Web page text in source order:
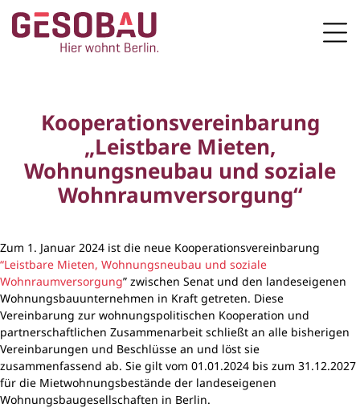
Zur Startseite
Kooperationsvereinbarung
„Leistbare Mieten,
Wohnungsneubau und soziale
Wohnraumversorgung“
Zum 1. Januar 2024 ist die neue Kooperationsvereinbarung
“Leistbare Mieten, Wohnungsneubau und soziale
Wohnraumversorgung” zwischen Senat und den landeseigenen
Wohnungsbauunternehmen in Kraft getreten. Diese
Vereinbarung zur wohnungspolitischen Kooperation und
partnerschaftlichen Zusammenarbeit schließt an alle bisherigen
Vereinbarungen und Beschlüsse an und löst sie
zusammenfassend ab. Sie gilt vom 01.01.2024 bis zum 31.12.2027
für die Mietwohnungsbestände der landeseigenen
Wohnungsbaugesellschaften in Berlin.